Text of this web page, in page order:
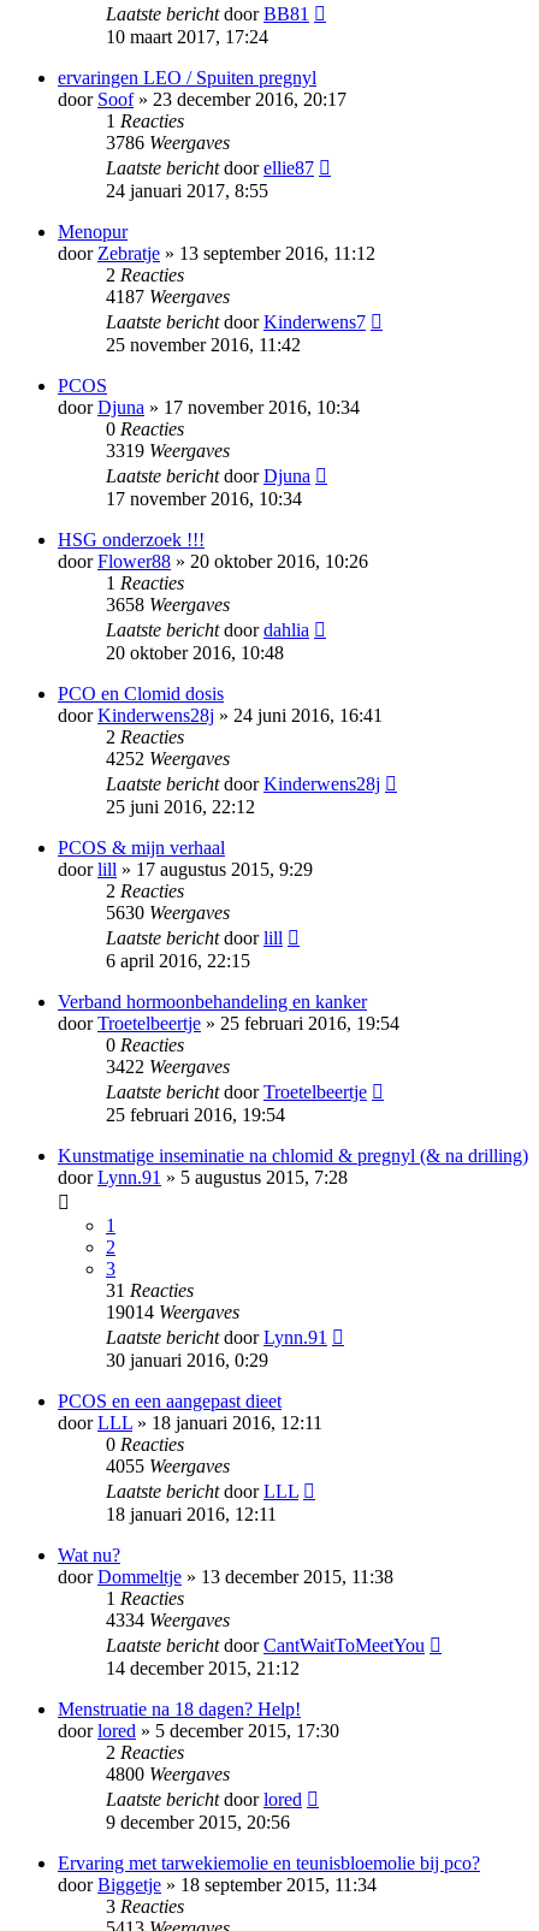
Laatste berichtdoorBB81
10 maart 2017, 17:24
ervaringen LEO / Spuiten pregnyl
door Soof» 23 december 2016, 20:17
1 Reacties
3786 Weergaves
Laatste berichtdoorellie87
24 januari 2017, 8:55
Menopur
door Zebratje » 13 september 2016, 11:12
2 Reacties
4187 Weergaves
Laatste berichtdoorKinderwens7
25 november 2016, 11:42
PCOS
doorDjuna » 17 november 2016, 10:34
0 Reacties
3319 Weergaves
Laatste berichtdoorDjuna
17 november 2016, 10:34
HSG onderzoek !!!
doorFlower88 » 20 oktober 2016, 10:26
1 Reacties
3658 Weergaves
Laatste berichtdoordahlia
20 oktober 2016, 10:48
PCO en Clomid dosis
doorKinderwens28j » 24 juni 2016, 16:41
2 Reacties
4252 Weergaves
Laatste berichtdoorKinderwens28j
25 juni 2016, 22:12
PCOS & mijn verhaal
doorlill » 17 augustus 2015, 9:29
2 Reacties
5630 Weergaves
Laatste berichtdoorlill
6 april 2016, 22:15
Verband hormoonbehandeling en kanker
doorTroetelbeertje » 25 februari 2016, 19:54
0 Reacties
3422 Weergaves
Laatste berichtdoorTroetelbeertje
25 februari 2016, 19:54
Kunstmatige inseminatie na chlomid & pregnyl (& na drilling)
doorLynn.91 » 5 augustus 2015, 7:28
1
2
3
31 Reacties
19014 Weergaves
Laatste berichtdoorLynn.91
30 januari 2016, 0:29
PCOS en een aangepast dieet
doorLLL » 18 januari 2016, 12:11
0 Reacties
4055 Weergaves
Laatste berichtdoorLLL
18 januari 2016, 12:11
Wat nu?
doorDommeltje » 13 december 2015, 11:38
1 Reacties
4334 Weergaves
Laatste berichtdoorCantWaitToMeetYou
14 december 2015, 21:12
Menstruatie na 18 dagen? Help!
doorlored » 5 december 2015, 17:30
2 Reacties
4800 Weergaves
Laatste berichtdoorlored
9 december 2015, 20:56
Ervaring met tarwekiemolie en teunisbloemolie bij pco?
doorBiggetje » 18 september 2015, 11:34
3 Reacties